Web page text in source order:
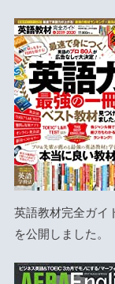
英語教材完全ガイ
を公開しました。